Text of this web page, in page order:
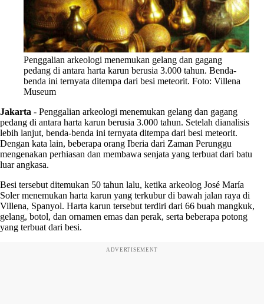
Penggalian arkeologi menemukan gelang dan gagang
pedang di antara harta karun berusia 3.000 tahun. Benda-
benda ini ternyata ditempa dari besi meteorit. Foto: Villena
Museum
Jakarta - Penggalian arkeologi menemukan gelang dan gagang
pedang di antara harta karun berusia 3.000 tahun. Setelah dianalisis
lebih lanjut, benda-benda ini ternyata ditempa dari besi meteorit.
Dengan kata lain, beberapa orang Iberia dari Zaman Perunggu
mengenakan perhiasan dan membawa senjata yang terbuat dari batu
luar angkasa.
Besi tersebut ditemukan 50 tahun lalu, ketika arkeolog José María
Soler menemukan harta karun yang terkubur di bawah jalan raya di
Villena, Spanyol. Harta karun tersebut terdiri dari 66 buah mangkuk,
gelang, botol, dan ornamen emas dan perak, serta beberapa potong
yang terbuat dari besi.
ADVERTISEMENT